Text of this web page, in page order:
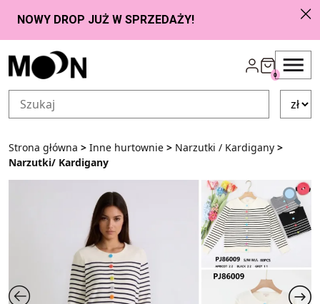
Przejdź do zawartości
0
Strona główna > Inne hurtownie > Narzutki / Kardigany >
Narzutki/ Kardigany